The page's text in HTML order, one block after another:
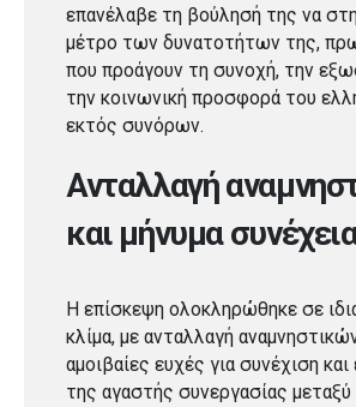
επανέλαβε τη βούλησή της να
μέτρο των δυνατοτήτων της,
που προάγουν τη συνοχή, την
την κοινωνική προσφορά του
εκτός συνόρων.
Ανταλλαγή
και μήνυμα
Η επίσκεψη ολοκληρώθηκε σε
κλίμα, με ανταλλαγή
αμοιβαίες ευχές για συνέχιση
της αγαστής συνεργασίας μεταξύ